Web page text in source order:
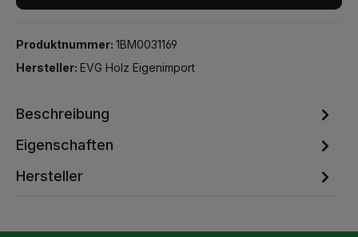
Produktnummer: 1BM0031169
Hersteller: EVG Holz Eigenimport
Beschreibung
Eigenschaften
Hersteller